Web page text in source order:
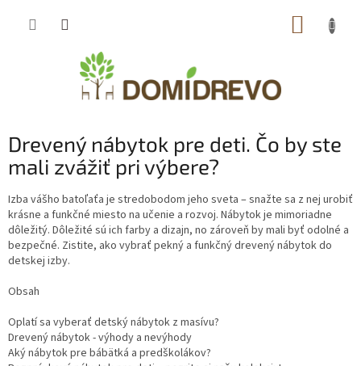
Drevený nábytok pre deti. Čo by ste
mali zvážiť pri výbere?
Izba vášho batoľaťa je stredobodom jeho sveta – snažte sa z nej urobiť
krásne a funkčné miesto na učenie a rozvoj. Nábytok je mimoriadne
dôležitý. Dôležité sú ich farby a dizajn, no zároveň by mali byť odolné a
bezpečné. Zistite, ako vybrať pekný a funkčný drevený nábytok do
detskej izby.
Obsah
Oplatí sa vyberať detský nábytok z masívu?
Drevený nábytok - výhody a nevýhody
Aký nábytok pre bábätká a predškolákov?